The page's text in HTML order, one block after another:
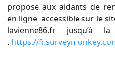
propose aux aidants de
en ligne, accessible sur le
lavienne86.fr
: https://